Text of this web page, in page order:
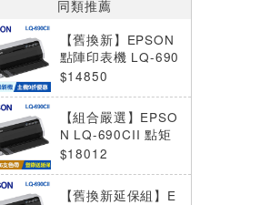
同類推薦
【舊換新】EPSON
點陣印表機 LQ-690
CII
$14850
【組合嚴選】EPSO
N LQ-690CII 點矩
陣印表機 +色帶6支
$18012
【舊換新延保組】E